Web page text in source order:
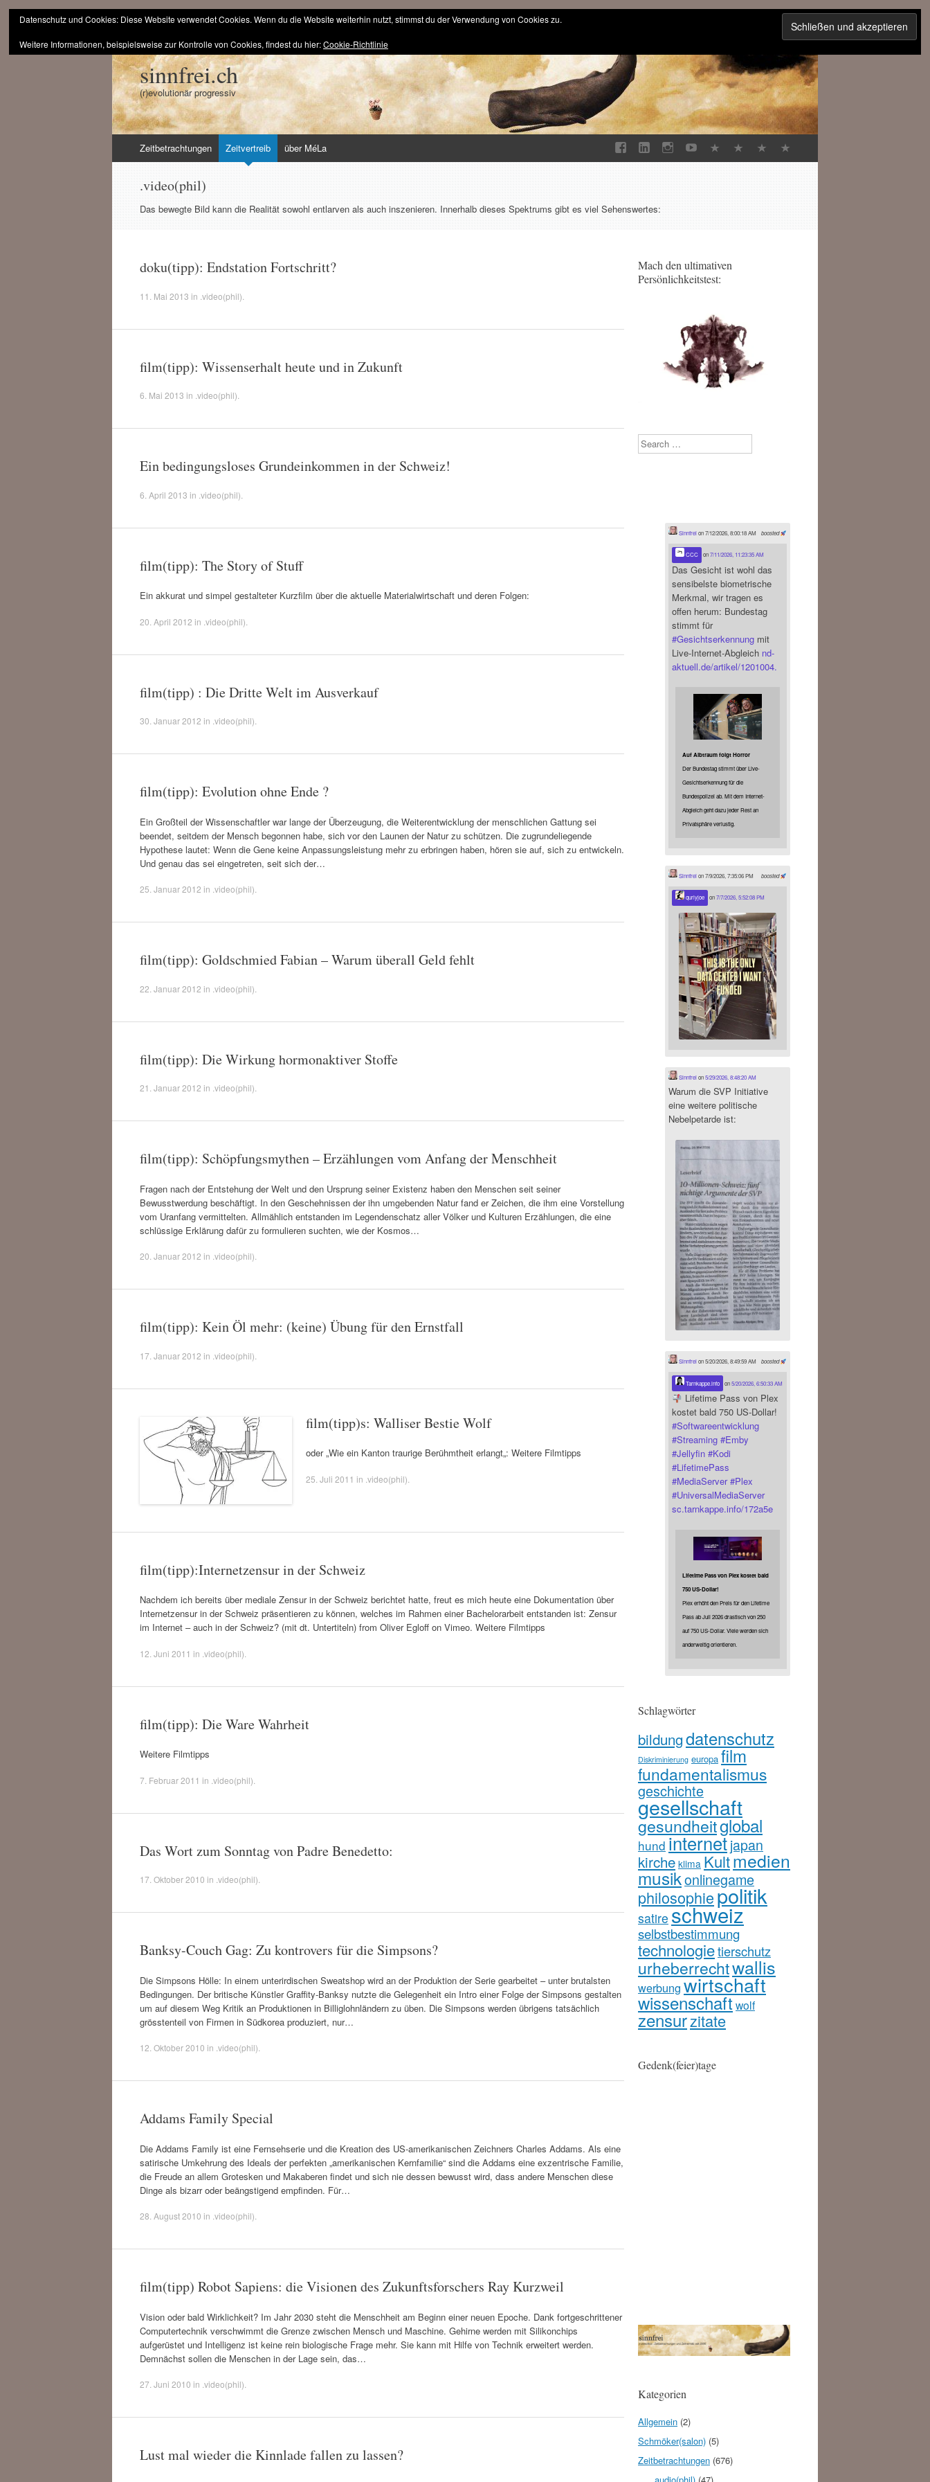
sinnfrei.ch
(r)evolutionär progressiv
Inhalt
Zeitbetrachtungen Zeitvertreib über MéLa
.video(phil)
Das bewegte Bild kann die Realität sowohl entlarven als auch inszenieren. Innerhalb dieses Spektrums gibt es viel Sehenswertes:
doku(tipp): Endstation Fortschritt?
11. Mai 2013 in .video(phil)
film(tipp): Wissenserhalt heute und in Zukunft
6. Mai 2013 in .video(phil)
Ein bedingungsloses Grundeinkommen in der Schweiz!
6. April 2013 in .video(phil)
film(tipp): The Story of Stuff
Ein akkurat und simpel gestalteter Kurzfilm über die aktuelle Materialwirtschaft und deren Folgen:
20. April 2012 in .video(phil)
film(tipp) : Die Dritte Welt im Ausverkauf
30. Januar 2012 in .video(phil)
film(tipp): Evolution ohne Ende ?
Ein Großteil der Wissenschaftler war lange der Überzeugung, die Weiterentwicklung der menschlichen Gattung sei
beendet, seitdem der Mensch begonnen habe, sich vor den Launen der Natur zu schützen. Die zugrundeliegende
Hypothese lautet: Wenn die Gene keine Anpassungsleistung mehr zu erbringen haben, hören sie auf, sich zu entwickeln.
Und genau das sei eingetreten, seit sich der…
25. Januar 2012 in .video(phil)
film(tipp): Goldschmied Fabian – Warum überall Geld fehlt
22. Januar 2012 in .video(phil)
film(tipp): Die Wirkung hormonaktiver Stoffe
21. Januar 2012 in .video(phil)
film(tipp): Schöpfungsmythen – Erzählungen vom Anfang der Menschheit
Fragen nach der Entstehung der Welt und den Ursprung seiner Existenz haben den Menschen seit seiner
Bewusstwerdung beschäftigt. In den Geschehnissen der ihn umgebenden Natur fand er Zeichen, die ihm eine Vorstellung
vom Uranfang vermittelten. Allmählich entstanden im Legendenschatz aller Völker und Kulturen Erzählungen, die eine
schlüssige Erklärung dafür zu formulieren suchten, wie der Kosmos…
20. Januar 2012 in .video(phil)
film(tipp): Kein Öl mehr: (keine) Übung für den Ernstfall
17. Januar 2012 in .video(phil)
film(tipp)s: Walliser Bestie Wolf
oder „Wie ein Kanton traurige Berühmtheit erlangt„: Weitere Filmtipps
25. Juli 2011 in .video(phil)
film(tipp):Internetzensur in der Schweiz
Nachdem ich bereits über mediale Zensur in der Schweiz berichtet hatte, freut es mich heute eine Dokumentation über
Internetzensur in der Schweiz präsentieren zu können, welches im Rahmen einer Bachelorarbeit entstanden ist: Zensur
im Internet – auch in der Schweiz? (mit dt. Untertiteln) from Oliver Egloff on Vimeo. Weitere Filmtipps
12. Juni 2011 in .video(phil)
film(tipp): Die Ware Wahrheit
Weitere Filmtipps
7. Februar 2011 in .video(phil)
Das Wort zum Sonntag von Padre Benedetto:
17. Oktober 2010 in .video(phil)
Banksy-Couch Gag: Zu kontrovers für die Simpsons?
Die Simpsons Hölle: In einem unterirdischen Sweatshop wird an der Produktion der Serie gearbeitet – unter brutalsten
Bedingungen. Der britische Künstler Graffity-Banksy nutzte die Gelegenheit ein Intro einer Folge der Simpsons gestalten
um auf diesem Weg Kritik an Produktionen in Billiglohnländern zu üben. Die Simpsons werden übrigens tatsächlich
grösstenteil von Firmen in Südkorea produziert, nur…
12. Oktober 2010 in .video(phil)
Addams Family Special
Die Addams Family ist eine Fernsehserie und die Kreation des US-amerikanischen Zeichners Charles Addams. Als eine
satirische Umkehrung des Ideals der perfekten „amerikanischen Kernfamilie“ sind die Addams eine exzentrische Familie,
die Freude an allem Grotesken und Makaberen findet und sich nie dessen bewusst wird, dass andere Menschen diese
Dinge als bizarr oder beängstigend empfinden. Für…
28. August 2010 in .video(phil)
film(tipp) Robot Sapiens: die Visionen des Zukunftsforschers Ray Kurzweil
Vision oder bald Wirklichkeit? Im Jahr 2030 steht die Menschheit am Beginn einer neuen Epoche. Dank fortgeschrittener
Computertechnik verschwimmt die Grenze zwischen Mensch und Maschine. Gehirne werden mit Silikonchips
aufgerüstet und Intelligenz ist keine rein biologische Frage mehr. Sie kann mit Hilfe von Technik erweitert werden.
Demnächst sollen die Menschen in der Lage sein, das…
27. Juni 2010 in .video(phil)
Lust mal wieder die Kinnlade fallen zu lassen?
Mach den ultimativen
Persönlichkeitstest:
Search
boosted
Sinnfreion 7/12/2026, 8:00:18 AM
CCC on7/11/2026, 11:23:35 AM
Das Gesicht ist wohl das
sensibelste biometrische
Merkmal, wir tragen es
offen herum: Bundestag
stimmt für
#Gesichtserkennung mit
Live-Internet-Abgleich nd-
aktuell.de/artikel/1201004.
Auf Albtraum folgt Horror
Der Bundestag stimmt über Live-
Gesichtserkennung für die
Bundespolizei ab. Mit dem Internet-
Abgleich geht dazu jeder Rest an
Privatsphäre verlustig.
boosted
Sinnfreion 7/9/2026, 7:35:06 PM
qurlyjoe on7/7/2026, 5:52:08 PM
Sinnfreion5/29/2026, 8:48:20 AM
Warum die SVP Initiative
eine weitere politische
Nebelpetarde ist:
boosted
Sinnfreion 5/20/2026, 8:49:59 AM
Tarnkappe.info on5/20/2026, 6:50:33 AM
Lifetime Pass von Plex
kostet bald 750 US-Dollar!
#Softwareentwicklung
#Streaming #Emby
#Jellyfin #Kodi
#LifetimePass
#MediaServer #Plex
#UniversalMediaServer
sc.tarnkappe.info/172a5e
Lifetime Pass von Plex kostet bald
750 US-Dollar!
Plex erhöht den Preis für den Lifetime
Pass ab Juli 2026 drastisch von 250
auf 750 US-Dollar. Viele werden sich
anderweitig orientieren.
Schlagwörter
bildungdatenschutz
Diskriminierung europa film
fundamentalismus
geschichte
gesellschaft
gesundheitglobal
hund internetjapan
kirche klima Kultmedien
musikonlinegame
philosophiepolitik
satire schweiz
selbstbestimmung
technologietierschutz
urheberrechtwallis
werbung wirtschaft
wissenschaftwolf
zensurzitate
Gedenk(feier)tage
Kategorien
Allgemein (2)
Schmöker(salon) (5)
Zeitbetrachtungen (676)
Datenschutz und Cookies: Diese Website verwendet Cookies. Wenn du die Website weiterhin nutzt, stimmst du der Verwendung von Cookies zu.
Weitere Informationen, beispielsweise zur Kontrolle von Cookies, findest du hier:Cookie-Richtlinie